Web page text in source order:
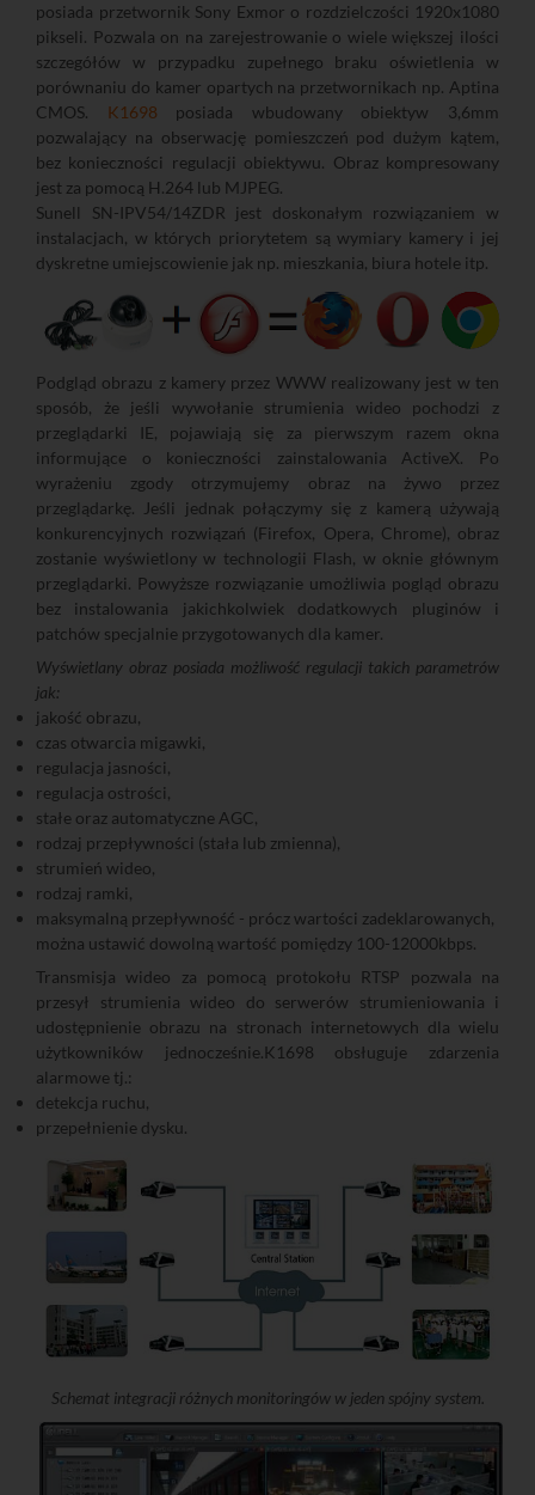
posiada przetwornik Sony Exmor o rozdzielczości 1920x1080
pikseli. Pozwala on na zarejestrowanie o wiele większej ilości
szczegółów w przypadku zupełnego braku oświetlenia w
porównaniu do kamer opartych na przetwornikach np. Aptina
CMOS. K1698 posiada wbudowany obiektyw 3,6mm
pozwalający na obserwację pomieszczeń pod dużym kątem,
bez konieczności regulacji obiektywu. Obraz kompresowany
jest za pomocą H.264 lub MJPEG.
Sunell SN-IPV54/14ZDR jest doskonałym rozwiązaniem w
instalacjach, w których priorytetem są wymiary kamery i jej
dyskretne umiejscowienie jak np. mieszkania, biura hotele itp.
Podgląd obrazu z kamery przez WWW realizowany jest w ten
sposób, że jeśli wywołanie strumienia wideo pochodzi z
przeglądarki IE, pojawiają się za pierwszym razem okna
informujące o konieczności zainstalowania ActiveX. Po
wyrażeniu zgody otrzymujemy obraz na żywo przez
przeglądarkę. Jeśli jednak połączymy się z kamerą używają
konkurencyjnych rozwiązań (Firefox, Opera, Chrome), obraz
zostanie wyświetlony w technologii Flash, w oknie głównym
przeglądarki. Powyższe rozwiązanie umożliwia pogląd obrazu
bez instalowania jakichkolwiek dodatkowych pluginów i
patchów specjalnie przygotowanych dla kamer.
Wyświetlany obraz posiada możliwość regulacji takich parametrów
jak:
jakość obrazu,
czas otwarcia migawki,
regulacja jasności,
regulacja ostrości,
stałe oraz automatyczne AGC,
rodzaj przepływności (stała lub zmienna),
strumień wideo,
rodzaj ramki,
maksymalną przepływność - prócz wartości zadeklarowanych,
można ustawić dowolną wartość pomiędzy 100-12000kbps.
Transmisja wideo za pomocą protokołu RTSP pozwala na
przesył strumienia wideo do serwerów strumieniowania i
udostępnienie obrazu na stronach internetowych dla wielu
użytkowników jednocześnie.K1698 obsługuje zdarzenia
alarmowe tj.:
detekcja ruchu,
przepełnienie dysku.
Schemat integracji różnych monitoringów w jeden spójny system.